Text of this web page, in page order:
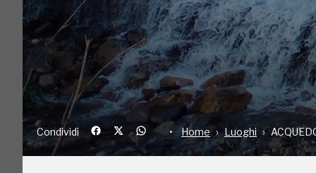
Condividi Home Luoghi
L'acquedotto storico di Genova è un'antica
Provincia di Genova. Ha inizio lungo il corso
e prosegue il suo percorso successivo
dei quartieri di Prato, Struppa, Molassana,
finire all'altezza della Ripa (o Sottoripa), in
tempo grande porto del mar Mediterraneo. La
proseguita in epoca medioevale su quote e
prolungamento e contestuale
avvenieristici ponti sifone tra fine '700 e
per cercare di captare anche l'acqua degli